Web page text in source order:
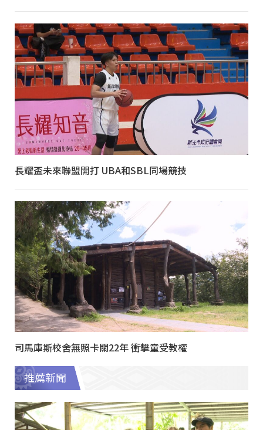
長耀盃未來聯盟開打 UBA和SBL同場競技
司馬庫斯校舍無照卡關22年 衝擊童受教權
推薦新聞